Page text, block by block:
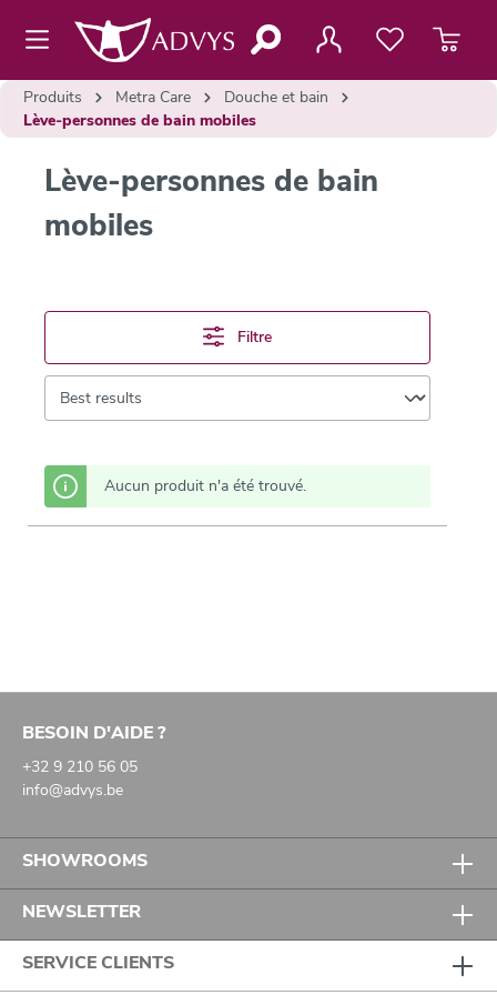
principal
Produits Metra Care
Douche et bain
Lève-personnes de bain mobiles
Lève-personnes de bain
mobiles
Filtre
Aucun produit n'a été trouvé.
BESOIN D'AIDE ?
+32 9 210 56 05
info@advys.be
SHOWROOMS
NEWSLETTER
SERVICE CLIENTS